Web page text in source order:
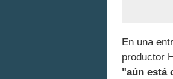
En una
productor
"aún está